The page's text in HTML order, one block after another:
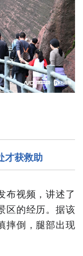
才获救助
布视频，讲述了
区的经历。据该
摔倒，腿部出现